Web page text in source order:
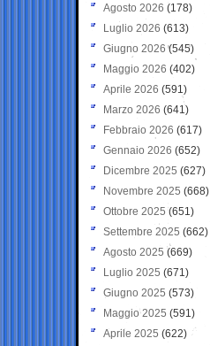
Agosto 2026 (178)
Luglio 2026 (613)
Giugno 2026 (545)
Maggio 2026 (402)
Aprile 2026 (591)
Marzo 2026 (641)
Febbraio 2026 (617)
Gennaio 2026 (652)
Dicembre 2025 (627)
Novembre 2025 (668)
Ottobre 2025 (651)
Settembre 2025 (662)
Agosto 2025 (669)
Luglio 2025 (671)
Giugno 2025 (573)
Maggio 2025 (591)
Aprile 2025 (622)